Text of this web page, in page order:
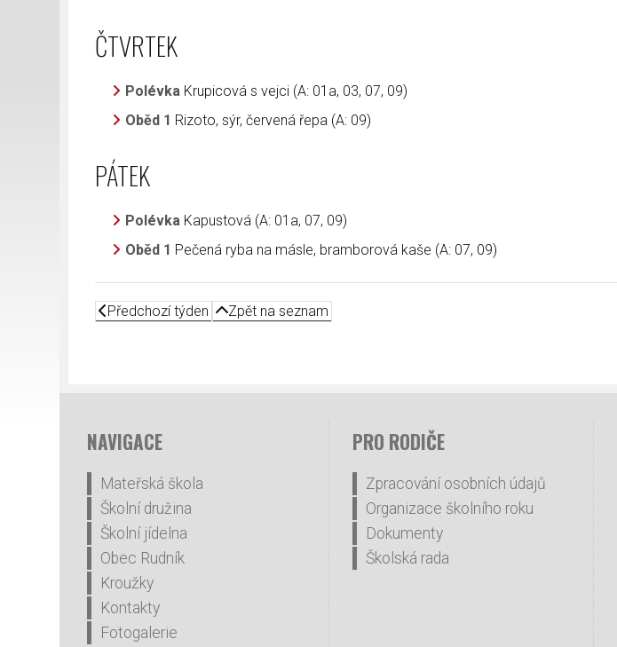
ČTVRTEK
Polévka Krupicová s vejci (A: 01a, 03, 07, 09)
Oběd 1 Rizoto, sýr, červená řepa (A: 09)
PÁTEK
Polévka Kapustová (A: 01a, 07, 09)
Oběd 1 Pečená ryba na másle, bramborová kaše (A: 07, 09)
Předchozí týden Zpět na seznam
NAVIGACE
Mateřská škola
Školní družina
Školní jídelna
Obec Rudník
Kroužky
Kontakty
Fotogalerie
PRO RODIČE
Zpracování osobních údajů
Organizace školního roku
Dokumenty
Školská rada